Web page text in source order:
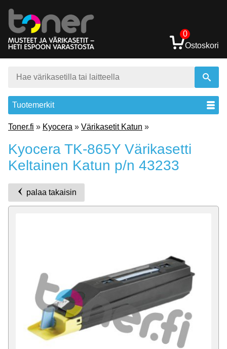
0
Ostoskori
Tuotemerkit
Toner.fi » Kyocera » Värikasetit Katun »
Kyocera TK-865Y Värikasetti
Keltainen Katun p/n 43233
palaa takaisin